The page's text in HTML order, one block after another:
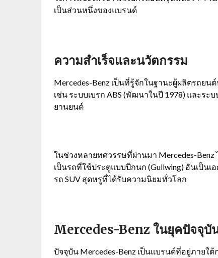
เป็นส่วนหนึ่งของแบรนด์
ความสำเร็จและนวัตกรรม
Mercedes-Benz เป็นที่รู้จักในฐานะผู้ผลิตรถย
เช่น ระบบเบรก ABS (พัฒนาในปี 1978) และระบ
ยานยนต์
ในช่วงหลายทศวรรษที่ผ่านมา Mercedes-Benz
เป็นรถที่ใช้ประตูแบบปีกนก (Gullwing) อันเป็นเ
รถ SUV สุดหรูที่ได้รับความนิยมทั่วโลก
Mercedes-Benz ในยุคปัจจุบั
ปัจจุบัน Mercedes-Benz เป็นแบรนด์ที่อยู่ภายใ